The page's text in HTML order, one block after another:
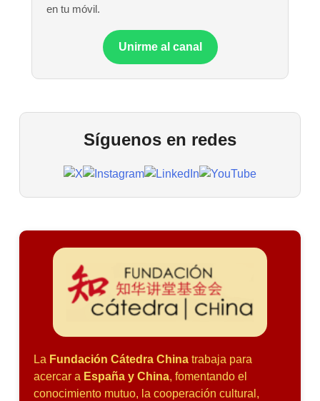
en tu móvil.
Unirme al canal
Síguenos en redes
La Fundación Cátedra China trabaja para
acercar a España y China, fomentando el
conocimiento mutuo, la cooperación cultural,